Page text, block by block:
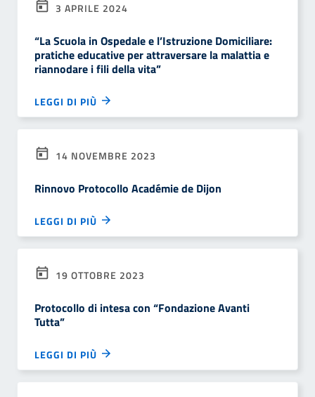
3 APRILE 2024
“La Scuola in Ospedale e l’Istruzione Domiciliare:
pratiche educative per attraversare la malattia e
riannodare i fili della vita”
LEGGI DI PIÙ
14 NOVEMBRE 2023
Rinnovo Protocollo Académie de Dijon
LEGGI DI PIÙ
19 OTTOBRE 2023
Protocollo di intesa con “Fondazione Avanti
Tutta”
LEGGI DI PIÙ